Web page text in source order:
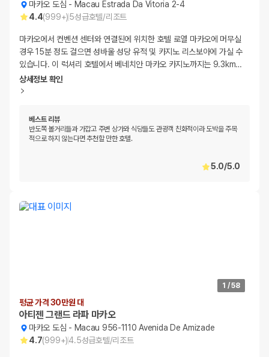
마카오 도심 - Macau Estrada Da Vitoria 2-4
4.4(999+)5성급호텔/리조트
마카오에서 컨벤션 센터와 연결된에 위치한 호텔 로열 마카오에 머무실
경우 15분 정도 걸으면 성바울 성당 유적 및 카지노 리스보아에 가실 수
있습니다. 이 럭셔리 호텔에서 베네치안 마카오 카지노까지는 9.3km…
상세정보 확인
베스트 리뷰
반도쪽 볼거리들과 가깝고 주변 상가와 식당들도 관광객 친화적이라 도박을 주목
적으로 하지 않는다면 추천할 만한 호텔.
5.0/5.0
1 /58
평균 가격 30만원 대
아티젠 그랜드 라파 마카오
마카오 도심 - Macau 956-1110 Avenida De Amizade
4.7(999+)4.5성급호텔/리조트